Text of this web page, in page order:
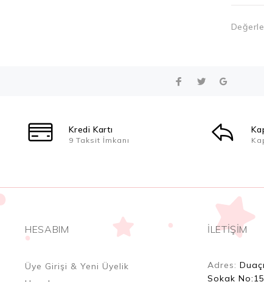
Kredi Kartı
9 Taksit İmkanı
HESABIM
Üye Girişi & Yeni Üyelik
İLETİŞİM
Adres:
Sokak